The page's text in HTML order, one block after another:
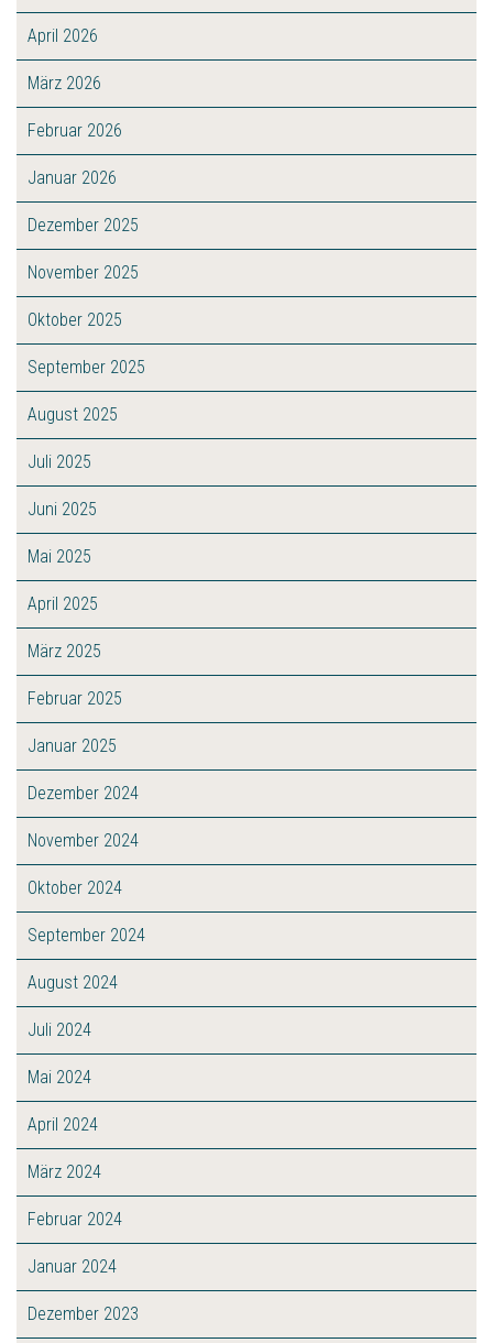
April 2026
März 2026
Februar 2026
Januar 2026
Dezember 2025
November 2025
Oktober 2025
September 2025
August 2025
Juli 2025
Juni 2025
Mai 2025
April 2025
März 2025
Februar 2025
Januar 2025
Dezember 2024
November 2024
Oktober 2024
September 2024
August 2024
Juli 2024
Mai 2024
April 2024
März 2024
Februar 2024
Januar 2024
Dezember 2023